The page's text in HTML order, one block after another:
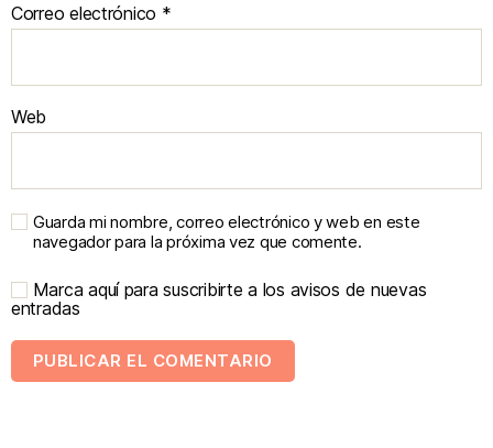
Correo electrónico *
Web
Guarda mi nombre, correo electrónico y web en este
navegador para la próxima vez que comente.
Marca aquí para suscribirte a los avisos de nuevas
entradas